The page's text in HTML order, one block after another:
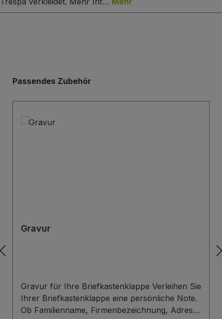
Produktgalerie überspringen
Passendes Zubehör
Gravur
Gravur für Ihre Briefkastenklappe Verleihen Sie
Ihrer Briefkastenklappe eine persönliche Note.
Ob Familienname, Firmenbezeichnung, Adresse